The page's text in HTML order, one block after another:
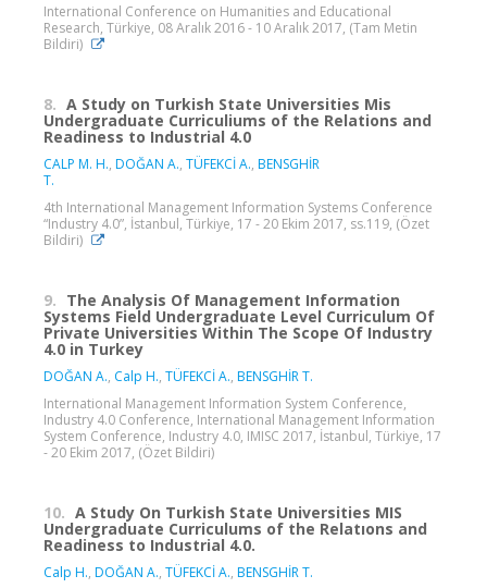
International Conference on Humanities and Educational
Research, Türkiye, 08 Aralık 2016 - 10 Aralık 2017, (Tam Metin
Bildiri)
8. A Study on Turkish State Universities Mis
Undergraduate Curriculiums of the Relations and
Readiness to Industrial 4.0
CALP M. H., DOĞAN A., TÜFEKCİ A., BENSGHİR
T.
4th International Management Information Systems Conference
“Industry 4.0”, İstanbul, Türkiye, 17 - 20 Ekim 2017, ss.119, (Özet
Bildiri)
9. The Analysis Of Management Information
Systems Field Undergraduate Level Curriculum Of
Private Universities Within The Scope Of Industry
4.0 in Turkey
DOĞAN A., Calp H., TÜFEKCİ A., BENSGHİR T.
International Management Information System Conference,
Industry 4.0 Conference, International Management Information
System Conference, Industry 4.0, IMISC 2017, İstanbul, Türkiye, 17
- 20 Ekim 2017, (Özet Bildiri)
10. A Study On Turkish State Universities MIS
Undergraduate Curriculums of the Relatıons and
Readiness to Industrial 4.0.
Calp H., DOĞAN A., TÜFEKCİ A., BENSGHİR T.